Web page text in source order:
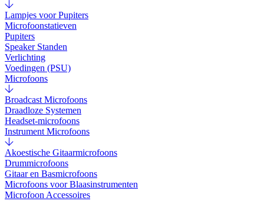
Lampjes voor Pupiters
Microfoonstatieven
Pupiters
Speaker Standen
Verlichting
Voedingen (PSU)
Microfoons
Broadcast Microfoons
Draadloze Systemen
Headset-microfoons
Instrument Microfoons
Akoestische Gitaarmicrofoons
Drummicrofoons
Gitaar en Basmicrofoons
Microfoons voor Blaasinstrumenten
Microfoon Accessoires